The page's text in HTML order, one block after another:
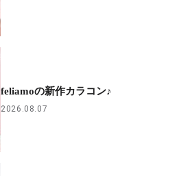
feliamoの新作カラコン♪
2026.08.07